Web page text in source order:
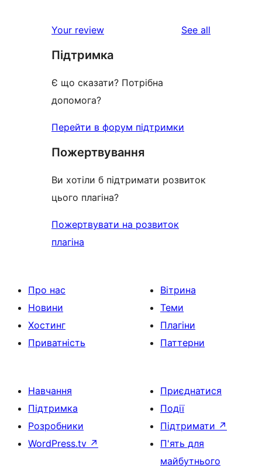
Your review See all
Підтримка
Є що сказати? Потрібна
допомога?
Перейти в форум підтримки
Пожертвування
Ви хотіли б підтримати розвиток
цього плагіна?
Пожертвувати на розвиток
плагіна
Про нас
Новини
Хостинг
Приватність
Вітрина
Теми
Плагіни
Паттерни
Навчання
Підтримка
Розробники
WordPress.tv ↗
Приєднатися
Події
Підтримати ↗
П'ять для
майбутнього